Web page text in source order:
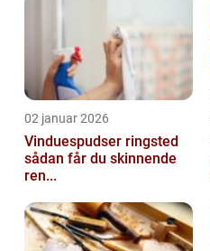
02 januar 2026
Vinduespudser ringsted
sådan får du skinnende
ren...